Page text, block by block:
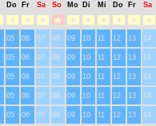
Do Fr Sa So Mo Di Mi Do Fr Sa
05 06 07 08 09 10 11 12 13
14
05 06 07 08 09 10 11 12 13
14
05 06 07 08 09 10 11 12 13
14
05 06 07 08 09 10 11 12 13
14
05 06 07 08 09 10 11 12 13 14